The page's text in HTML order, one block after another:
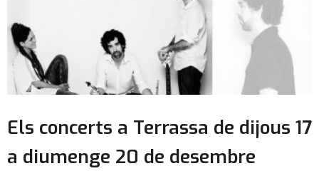
Els concerts a Terrassa de dijous 17
a diumenge 20 de desembre